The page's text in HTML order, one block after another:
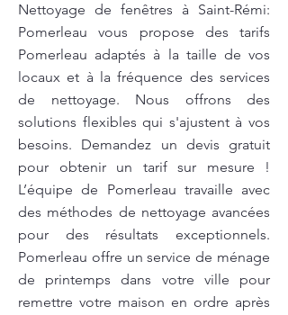
Nettoyage de fenêtres à Saint-Rémi:
Pomerleau vous propose des tarifs
Pomerleau adaptés à la taille de vos
locaux et à la fréquence des services
de nettoyage. Nous offrons des
solutions flexibles qui s'ajustent à vos
besoins. Demandez un devis gratuit
pour obtenir un tarif sur mesure !
L’équipe de Pomerleau travaille avec
des méthodes de nettoyage avancées
pour des résultats exceptionnels.
Pomerleau offre un service de ménage
de printemps dans votre ville pour
remettre votre maison en ordre après